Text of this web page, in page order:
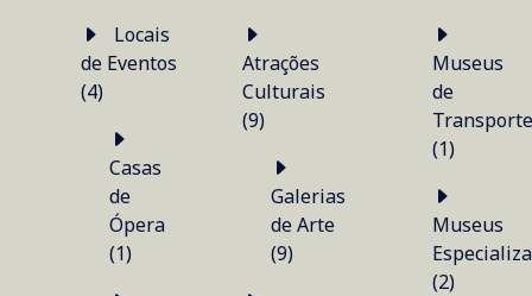
de Eventos
(4)
Casas
de
Ópera
(1)
Atrações
Culturais
(9)
Galerias
de Arte
(9)
Museus
de
Transporte
(1)
Museus
(2)